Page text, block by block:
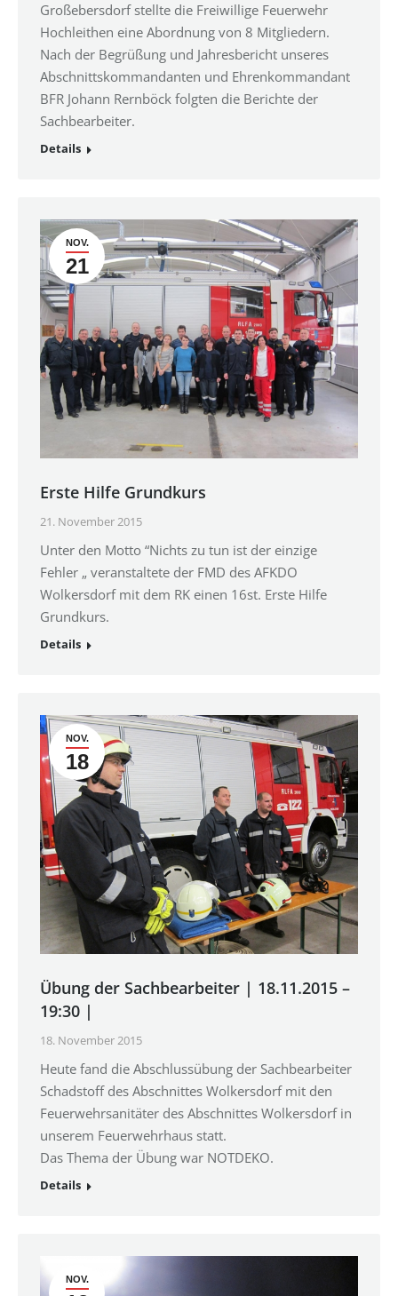
Großebersdorf stellte die Freiwillige Feuerwehr
Hochleithen eine Abordnung von 8 Mitgliedern.
Nach der Begrüßung und Jahresbericht unseres
Abschnittskommandanten und Ehrenkommandant
BFR Johann Rernböck folgten die Berichte der
Sachbearbeiter.
Details
NOV.
21
Erste Hilfe Grundkurs
21. November 2015
Unter den Motto “Nichts zu tun ist der einzige
Fehler „ veranstaltete der FMD des AFKDO
Wolkersdorf mit dem RK einen 16st. Erste Hilfe
Grundkurs.
Details
NOV.
18
Übung der Sachbearbeiter | 18.11.2015 –
19:30 |
18. November 2015
Heute fand die Abschlussübung der Sachbearbeiter
Schadstoff des Abschnittes Wolkersdorf mit den
Feuerwehrsanitäter des Abschnittes Wolkersdorf in
unserem Feuerwehrhaus statt.
Das Thema der Übung war NOTDEKO.
Details
NOV.